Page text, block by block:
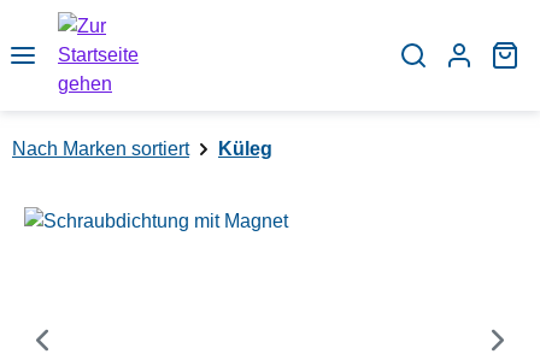
Zum Hauptinhalt springen
Nach Marken sortiert Küleg
Bildergalerie überspringen